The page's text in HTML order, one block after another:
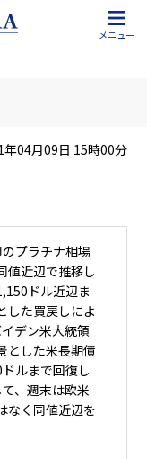
メニュー
年04月09日 15時00分
プラチナ相場
値近辺で推移し
ドル近辺ま
した買戻しによ
デン米大統領
とした米長期債
ルまで回復し
、週末は欧米
なく同値近辺を